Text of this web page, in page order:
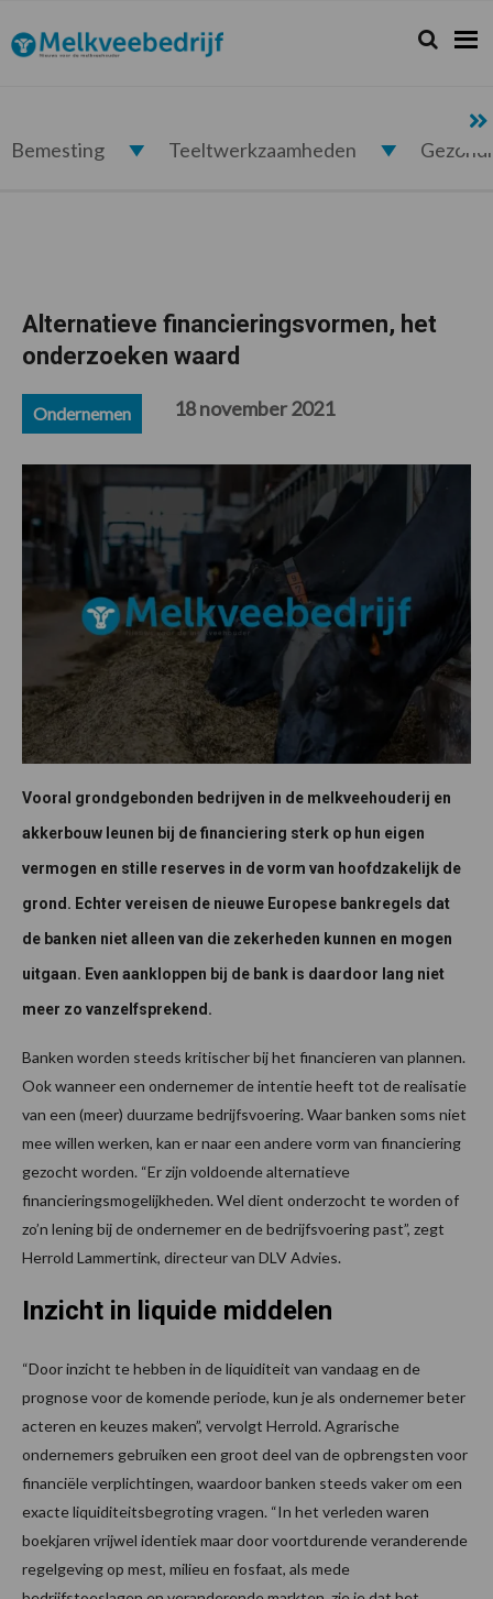
de
hoofdnavigatie
de
hoofd
de
eerste
de
voettekst
Melkveebedrijf.nl Zoeken...
Zoek
Bemesting Teeltwerkzaamheden
Alternatieve financieringsvormen, het
onderzoeken waard
Ondernemen 18 november 2021
Vooral grondgebonden bedrijven in de melkveehouderij en
akkerbouw leunen bij de financiering sterk op hun eigen
vermogen en stille reserves in de vorm van hoofdzakelijk de
grond. Echter vereisen de nieuwe Europese bankregels dat
de banken niet alleen van die zekerheden kunnen en mogen
uitgaan. Even aankloppen bij de bank is daardoor lang niet
meer zo vanzelfsprekend.
Banken worden steeds kritischer bij het financieren van plannen.
Ook wanneer een ondernemer de intentie heeft tot de realisatie
van een (meer) duurzame bedrijfsvoering. Waar banken soms niet
mee willen werken, kan er naar een andere vorm van financiering
gezocht worden. “Er zijn voldoende alternatieve
financieringsmogelijkheden. Wel dient onderzocht te worden of
zo’n lening bij de ondernemer en de bedrijfsvoering past”, zegt
Herrold Lammertink, directeur van DLV Advies.
Inzicht in liquide middelen
“Door inzicht te hebben in de liquiditeit van vandaag en de
prognose voor de komende periode, kun je als ondernemer beter
acteren en keuzes maken”, vervolgt Herrold. Agrarische
ondernemers gebruiken een groot deel van de opbrengsten voor
financiële verplichtingen, waardoor banken steeds vaker om een
exacte liquiditeitsbegroting vragen. “In het verleden waren
boekjaren vrijwel identiek maar door voortdurende veranderende
regelgeving op mest, milieu en fosfaat, als mede